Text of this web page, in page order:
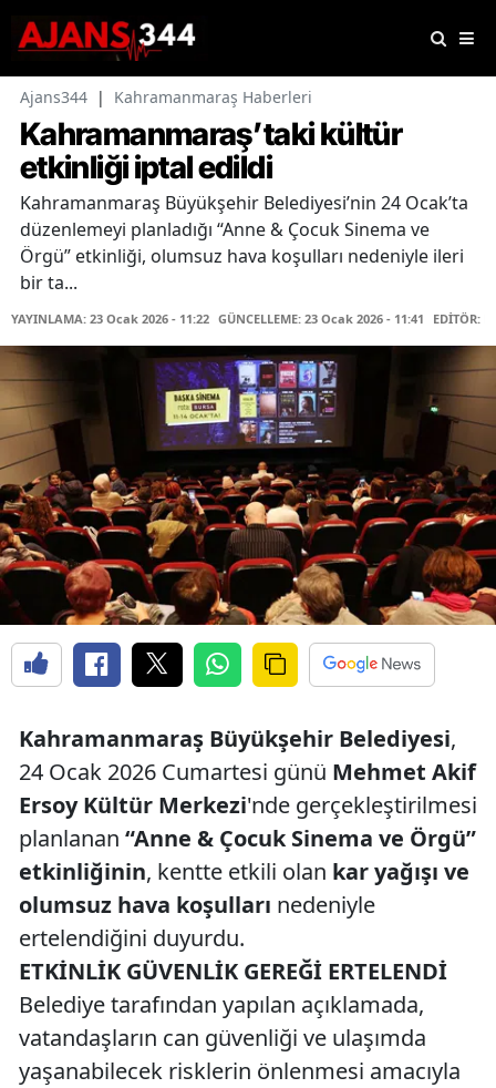
Ajans344 | Kahramanmaraş Haberleri
Kahramanmaraş’taki kültür
etkinliği iptal edildi
Kahramanmaraş Büyükşehir Belediyesi’nin 24 Ocak’ta
düzenlemeyi planladığı “Anne & Çocuk Sinema ve
Örgü” etkinliği, olumsuz hava koşulları nedeniyle ileri
bir ta...
YAYINLAMA: 23 Ocak 2026 - 11:22 GÜNCELLEME: 23 Ocak 2026 - 11:41 EDİTÖR:
Kahramanmaraş Büyükşehir Belediyesi,
24 Ocak 2026 Cumartesi günü Mehmet Akif
Ersoy Kültür Merkezi'nde gerçekleştirilmesi
planlanan “Anne & Çocuk Sinema ve Örgü”
etkinliğinin, kentte etkili olan kar yağışı ve
olumsuz hava koşulları nedeniyle
ertelendiğini duyurdu.
ETKİNLİK GÜVENLİK GEREĞİ ERTELENDİ
Belediye tarafından yapılan açıklamada,
vatandaşların can güvenliği ve ulaşımda
yaşanabilecek risklerin önlenmesi amacıyla